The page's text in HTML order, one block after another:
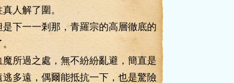
人解了圍。
一一剎那，青羅宗的高層徹底的
過之處，無不紛紛亂避，簡直是
逃多遠，偶爾能抵抗一下，也是驚險